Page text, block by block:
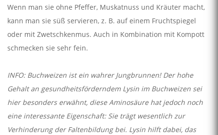
Wenn man sie ohne Pfeffer, Muskatnuss und Kräuter macht,
kann man sie süß servieren, z. B. auf einem Fruchtspiegel
oder mit Zwetschkenmus. Auch in Kombination mit Kompott
schmecken sie sehr fein.
INFO: Buchweizen ist ein wahrer Jungbrunnen! Der hohe
Gehalt an gesundheitsförderndem Lysin im Buchweizen sei
hier besonders erwähnt, diese Aminosäure hat jedoch noch
eine interessante Eigenschaft: Sie trägt wesentlich zur
Verhinderung der Faltenbildung bei. Lysin hilft dabei, das